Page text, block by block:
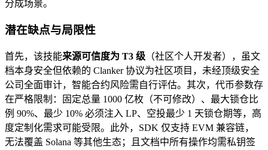
分成场景。
潜在缺点与局限性
首先，该技能来源可信度为 T3 级 （社区个人开发者），虽文
档本身安全但依赖的 Clanker 协议为社区项目，未经顶级安全
公司全面审计，智能合约风险需自行评估。其次，代币参数存
在严格限制：固定总量 1000 亿枚（不可修改）、最大锁仓比
例 90%、最少 10% 必须注入 LP、空投最少 1 天锁仓期等，高
度定制化需求可能受限。此外，SDK 仅支持 EVM 兼容链，
无法覆盖 Solana 等其他生态；且文档中所有操作均需私钥签